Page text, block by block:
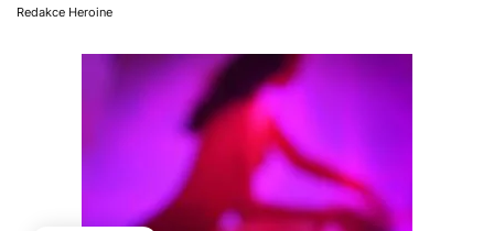
Redakce Heroine